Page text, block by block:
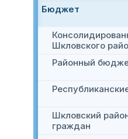
Бюджет
Шкловского
Районный
Шкловский
граждан